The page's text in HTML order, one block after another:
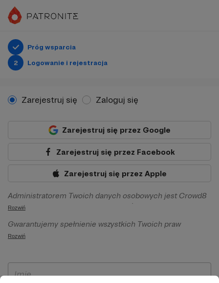
Próg wsparcia
2
Logowanie i rejestracja
Zarejestruj się Zaloguj się
Zarejestruj się przez Google
Zarejestruj się przez Facebook
Zarejestruj się przez Apple
Administratorem Twoich danych osobowych jest Crowd8
sp. z o.o. z siedziba w Warszawie, ul. Żwirki i Wigury 16, 02-
092 Warszawa. Twoje dane osobowe będą przetwarzane w
szczególności w celu wykonania umowy zawartej z Tobą, w
Patronite.pl, w tym możliwości dokonywania oraz
otrzymywania wsparcia na naszej platformie oraz
Rozwiń
Gwarantujemy spełnienie wszystkich Twoich praw
wynikających z ogólnego rozporządzenia o ochronie
ich przenoszenia, niepodlegania zautomatyzowanemu
Rozwiń